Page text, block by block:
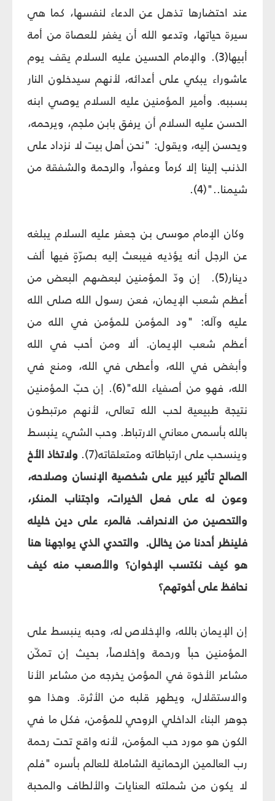
عند احتضارها تذهل عن الدعاء لنفسها، كما هي
سيرة حياتها، وتدعو الله أن يغفر للعصاة من أمة
أبيها(3). والإمام الحسين عليه السلام يقف يوم
عاشوراء يبكي على أعدائه، لأنهم سيدخلون النار
بسببه. وأمير المؤمنين عليه السلام يوصي ابنه
الحسن عليه السلام أن يرفق بابن ملجم، ويرحمه،
ويحسن إليه، ويقول: "نحن أهل بيت لا نزداد على
الذنب إلينا إلا كرماً وعفواً، والرحمة والشفقة من
شيمنا.."(4).
وكان الإمام موسى بن جعفر عليه السلام يبلغه
عن الرجل أنه يؤذيه فيبعث إليه بصرّةٍ فيها ألف
دينار(5). إن ودّ المؤمنين لبعضهم البعض من
أعظم شعب الإيمان، فعن رسول الله صلى الله
عليه وآله: "ود المؤمن للمؤمن في الله من
أعظم شعب الإيمان. ألا ومن أحب في الله
وأبغض في الله، وأعطى في الله، ومنع في
الله، فهو من أصفياء الله"(6). إن حبّ المؤمنين
نتيجة طبيعية لحب الله تعالى، لأنهم مرتبطون
بالله بأسمى معاني الارتباط. وحب الشيء ينبسط
وينسحب على ارتباطاته ومتعلقاته(7).
ولاتخاذ الأخ
الصالح تأثير كبير على شخصية الإنسان وصلاحه،
وعون له على فعل الخيرات، واجتناب المنكر،
والتحصين من الانحراف. فالمرء على دين خليله
فلينظر أحدنا من يخالل. والتحدي الذي يواجهنا هنا
هو كيف نكتسب الإخوان؟ والأصعب منه كيف
نحافظ على أخوتهم؟
إن الإيمان بالله، والإخلاص له، وحبه ينبسط على
المؤمنين حباً ورحمة وإخلاصاً، بحيث إن تمكّن
مشاعر الأخوة في المؤمن يخرجه من مشاعر الأنا
والاستقلال، ويطهر قلبه من الأثرة. وهذا هو
جوهر البناء الداخلي الروحي للمؤمن، فكل ما في
الكون هو مورد حب المؤمن، لأنه واقع تحت رحمة
رب العالمين الرحمانية الشاملة للعالم بأسره "فلم
لا يكون من شملته العنايات والألطاف والمحبة